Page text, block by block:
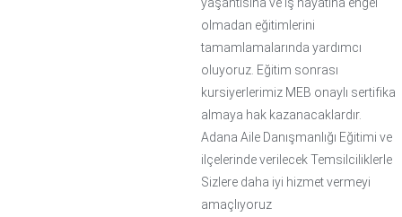
olmadan eğitimlerini
tamamlamalarında yardımcı
oluyoruz. Eğitim sonrası
kursiyerlerimiz MEB onaylı sertifika
almaya hak kazanacaklardır.
Adana Aile Danışmanlığı Eğitimi ve
ilçelerinde verilecek Temsilciliklerle
Sizlere daha iyi hizmet vermeyi
amaçlıyoruz